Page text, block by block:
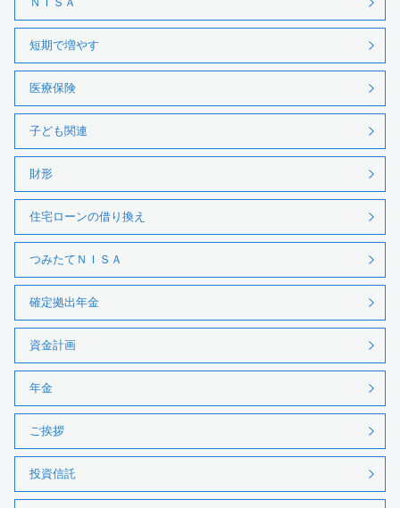
短期で増やす
医療保険
子ども関連
財形
住宅ローンの借り換え
つみたてＮＩＳＡ
確定拠出年金
資金計画
年金
ご挨拶
投資信託